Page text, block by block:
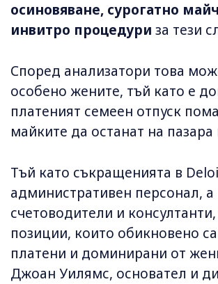
осиновяване, сурогатно
инвитро процедури за тези
Според анализатори това
особено жените, тъй като е
платеният семеен отпуск
майките да останат на пазара
Тъй като съкращенията в
административен персонал, а
счетоводители и
позиции, които обикновено
платени и доминирани от
Джоан Уилямс, основател и